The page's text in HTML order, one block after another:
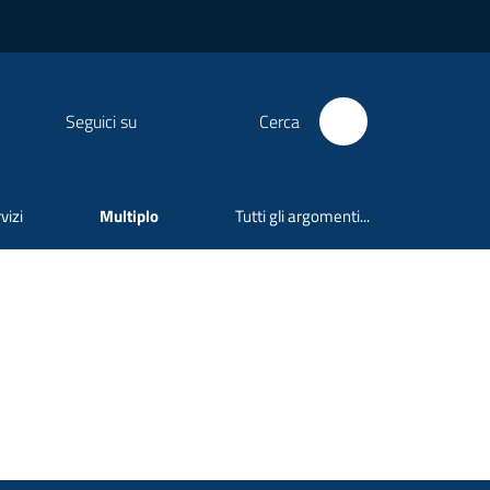
Seguici su Cerca
Multiplo Tutti gli argomenti...